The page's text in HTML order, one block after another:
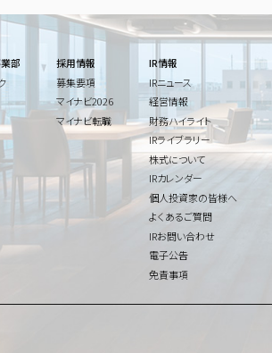
部
採用情報
募集要項
マイナビ2026
マイナビ転職
IR情報
IRニュース
経営情報
財務ハイライト
IRライブラリー
株式について
IRカレンダー
個人投資家の皆様へ
よくあるご質問
IRお問い合わせ
電子公告
免責事項